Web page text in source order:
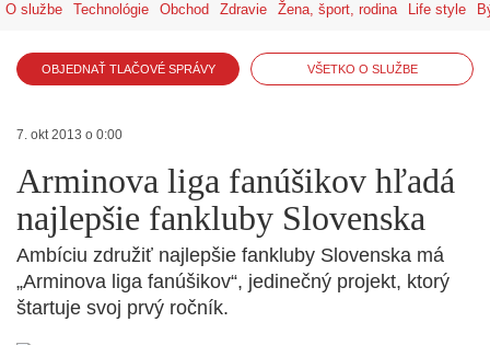
O službe Technológie Obchod Zdravie Žena, šport, rodina Life style
OBJEDNAŤ TLAČOVÉ SPRÁVY VŠETKO O SLUŽBE
7. okt 2013 o 0:00
Arminova liga fanúšikov hľadá
najlepšie fankluby Slovenska
Ambíciu združiť najlepšie fankluby Slovenska má
„Arminova liga fanúšikov“, jedinečný projekt, ktorý
štartuje svoj prvý ročník.